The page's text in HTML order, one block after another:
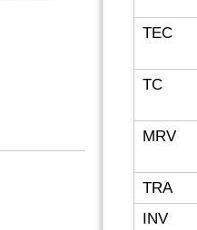
TEC
TC
MRV
TRA
INV